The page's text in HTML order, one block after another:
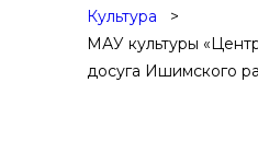
Культура
МАУ культуры
досуга Ишимского